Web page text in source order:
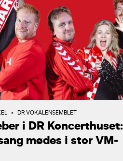
• DR VOKALENSEMBLET
i DR Koncerthuset:
mødes i stor VM-